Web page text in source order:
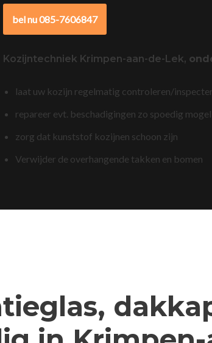
bel nu 085-7606847
Kozijntechniek Krimpen-aan-de-Lek,
laat uw kozijn regelmatig controleren/
repareer evt. beschadigingen zo spoedig
zorg dat kunststof kozijnen schoon zijn
Verwijder de overhangende takken en bomen